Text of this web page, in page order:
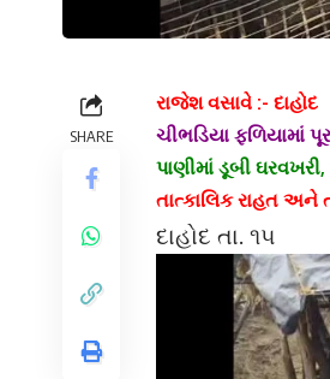
SHARE
રાજેશ વસાવે :- દાહોદ
ચીભડિયા ફળિયામાં
પાણીમાં ડૂબી ઘરવખરી,
તાત્કાલિક રાહત અને
દાહોદ તા. ૧૫